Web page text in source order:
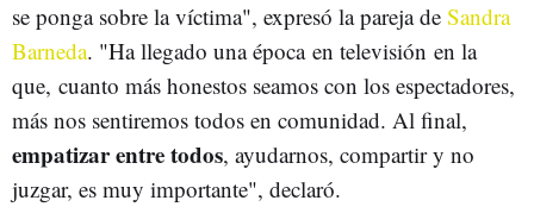
se ponga sobre la víctima", expresó la pareja de Sandra
Barneda. "Ha llegado una época en televisión en la
que, cuanto más honestos seamos con los espectadores,
más nos sentiremos todos en comunidad. Al final,
empatizar entre todos, ayudarnos, compartir y no
juzgar, es muy importante", declaró.